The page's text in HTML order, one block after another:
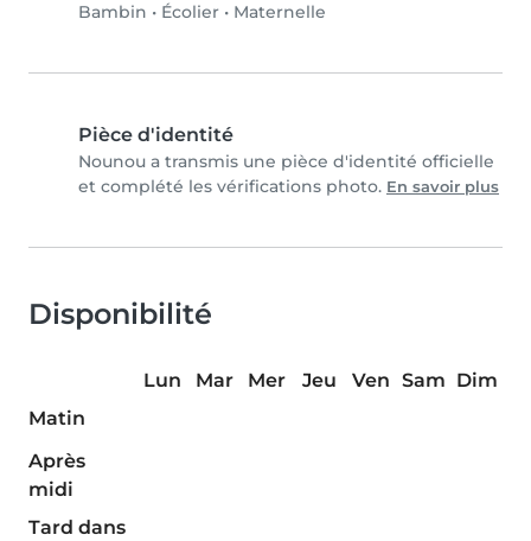
Bambin • Écolier • Maternelle
Pièce d'identité
Nounou a transmis une pièce d'identité officielle
et complété les vérifications photo. En savoir plus
Disponibilité
Lun Mar Mer Jeu Ven Sam Dim
Matin
Après
midi
Tard dans